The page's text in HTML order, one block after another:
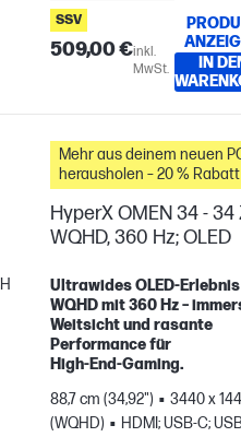
SSV
509,00 €inkl.
MwSt.
IN
Mehr aus deinem neuen
herausholen – 20 %
Zubehör
HyperX OMEN 34 - 34
WQHD, 360 Hz; OLED
Ultrawides
WQHD mit 360 Hz –
Weitsicht und rasante
Performance für
High‑End‑Gaming.
88,7 cm (34,92")
3440 x
(WQHD)
HDMI; USB-C;